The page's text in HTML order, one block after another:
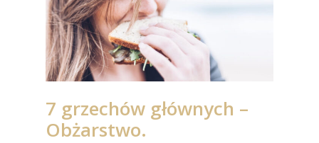
7 grzechów głównych –
Obżarstwo.